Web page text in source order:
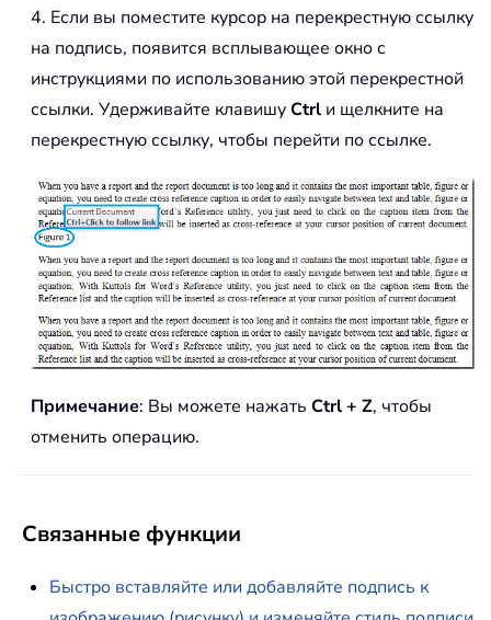
4. Если вы поместите курсор на перекрестную ссылку
на подпись, появится всплывающее окно с
инструкциями по использованию этой перекрестной
ссылки. Удерживайте клавишуCtrl и щелкните на
перекрестную ссылку, чтобы перейти по ссылке.
Примечание: Вы можете нажать Ctrl + Z, чтобы
отменить операцию.
Связанные функции
Быстро вставляйте или добавляйте подпись к